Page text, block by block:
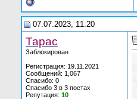
07.07.2023, 11:20
Тарас
Заблокирован
Регистрация: 19.11.2021
Сообщений: 1,067
Спасибо: 0
Спасибо 3 в 3 постах
Репутация: 10